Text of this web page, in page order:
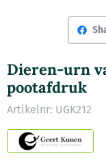
Dieren-urn
pootafdruk
Artikelnr: UGK212